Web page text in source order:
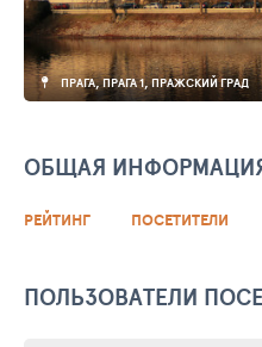
ПРАГА, ПРАГА 1, ПРАЖСКИЙ ГРАД
ОБЩАЯ
РЕЙТИНГ ПОСЕТИТЕЛИ
ПОЛЬЗОВАТЕЛИ